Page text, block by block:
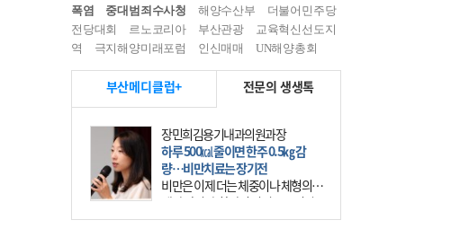
폭염 중대범죄수사청 해양수산부
더불어민주당
전당대회
르노코리아 부산관광
교육혁신선도지
역
극지해양미래포럼 인신매매 UN해양총회
부산메디클럽+ 전문의 생생톡
장민희김용기내과의원과장
하루 500㎉ 줄이면 한주 0.5㎏ 감
량…비만치료는 장기전
비만은 이제 더는 체중이나 체형의 문
제가 아니다. 하나의 질병으로 인지
하고 치료와 관리를 해야 한다. 세계